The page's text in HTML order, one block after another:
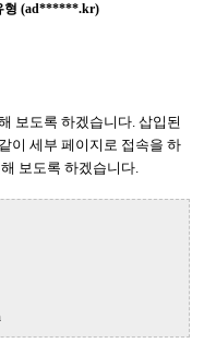
형 (ad******.kr)
보도록 하겠습니다. 삽입된
이 세부 페이지로 접속을 하
보도록 하겠습니다.